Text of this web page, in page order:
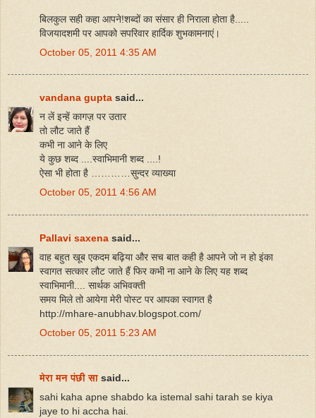
बिलकुल सही कहा आपने!शब्दों का संसार ही निराला होता है.....
विजयादशमी पर आपको सपरिवार हार्दिक शुभकामनाएं।
October 05, 2011 4:35 AM
vandana gupta said...
न लें इन्हें कागज़ पर उतार
तो लौट जाते हैं
कभी ना आने के लिए
ये कुछ शब्द ....स्वाभिमानी शब्द ....!
ऐसा भी होता है …………सुन्दर व्याख्या
October 05, 2011 4:56 AM
Pallavi saxena said...
वाह बहुत खूब एकदम बढ़िया और सच बात कही है आपने जो न हो इंका
स्वागत सत्कार लौट जाते हैं फिर कभी ना आने के लिए यह शब्द
स्वाभिमानी.... सार्थक अभिवक्ती
समय मिले तो आयेगा मेरी पोस्ट पर आपका स्वागत है
http://mhare-anubhav.blogspot.com/
October 05, 2011 5:23 AM
मेरा मन पंछी सा said...
sahi kaha apne shabdo ka istemal sahi tarah se kiya
jaye to hi accha hai.